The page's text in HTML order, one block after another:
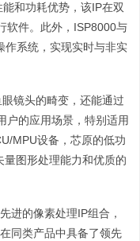
和功耗优势，该IP在双
软件。此外，ISP8000与
作系统，实现实时与非实
镜头的畸变，还能通过
户的应用场景，特别适用
MPU设备，芯原的低功
图形处理能力和优质的
进的像素处理IP组合，
同类产品中具备了领先